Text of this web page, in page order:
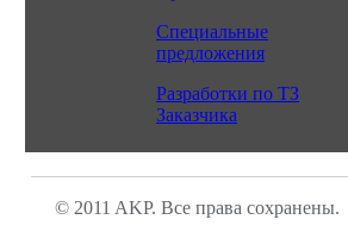
Специальные
предложения
Разработки по ТЗ
Заказчика
© 2011 AKP. Все права сохранены.